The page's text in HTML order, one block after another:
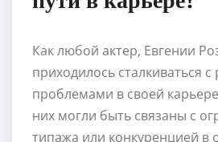
Как любой актер, Евгении
приходилось сталкиваться
проблемами в своей
них могли быть связаны с
типажа или конкуренцией в